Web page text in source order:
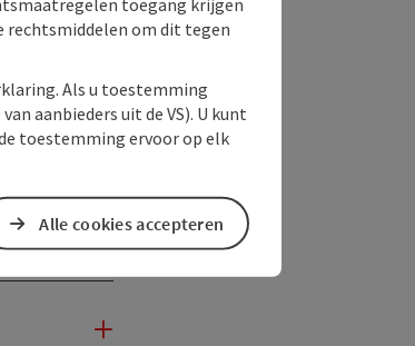
rechtsmiddelen om dit tegen
Als u toestemming
aanbieders uit de VS). U kunt
toestemming ervoor op elk
Alle cookies accepteren